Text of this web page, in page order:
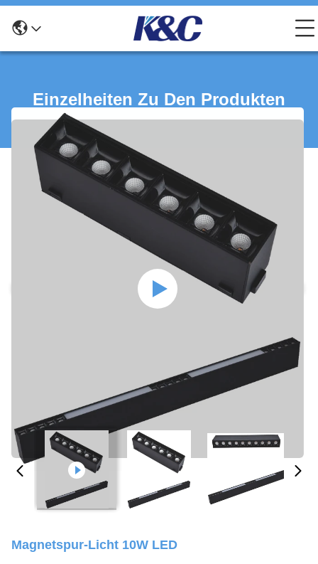
Einzelheiten Zu Den Produkten
Magnetspur-Licht 10W LED